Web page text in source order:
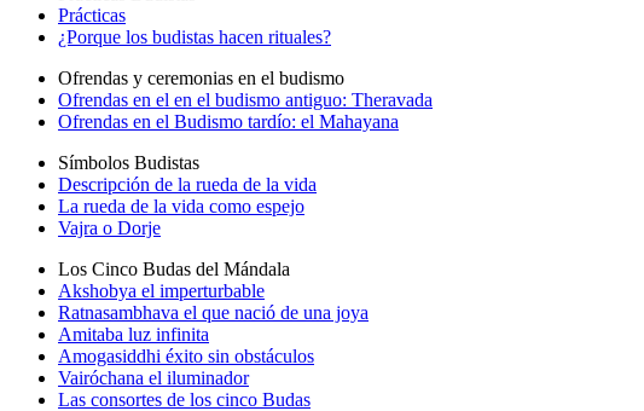
Prácticas
¿Porque los budistas hacen rituales?
Ofrendas y ceremonias en el budismo
Ofrendas en el en el budismo antiguo: Theravada
Ofrendas en el Budismo tardío: el Mahayana
Símbolos Budistas
Descripción de la rueda de la vida
La rueda de la vida como espejo
Vajra o Dorje
Los Cinco Budas del Mándala
Akshobya el imperturbable
Ratnasambhava el que nació de una joya
Amitaba luz infinita
Amogasiddhi éxito sin obstáculos
Vairóchana el iluminador
Las consortes de los cinco Budas